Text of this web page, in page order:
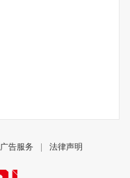
广告服务 | 法律声明